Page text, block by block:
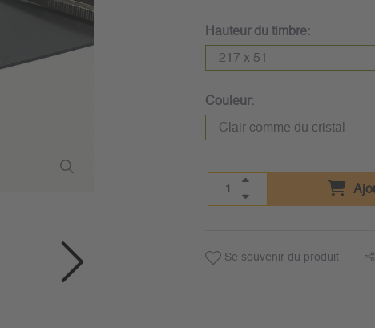
Hauteur du timbre:
Couleur:
Se souvenir du produit